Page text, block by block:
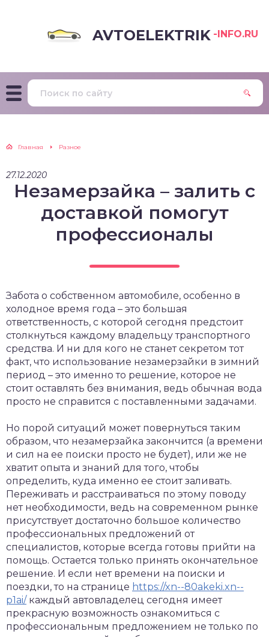
AVTOELEKTRIK -INFO.RU
Главная Разное
27.12.2020
Незамерзайка – залить с
доставкой помогут
профессионалы
Забота о собственном автомобиле, особенно в
холодное время года – это большая
ответственность, с которой сегодня предстоит
столкнуться каждому владельцу транспортного
средства. И ни для кого не станет секретом тот
факт, что использование незамерзайки в зимний
период – это именно то решение, которое не
стоит оставлять без внимания, ведь обычная вода
просто не справится с поставленными задачами.
Но порой ситуаций может повернуться таким
образом, что незамерзайка закончится (а времени
и сил на ее поиски просто не будет), или же не
хватит опыта и знаний для того, чтобы
определить, куда именно ее стоит заливать.
Переживать и расстраиваться по этому поводу
нет необходимости, ведь на современном рынке
присутствует достаточно большое количество
профессиональных предложений от
специалистов, которые всегда готовы прийти на
помощь. Остается только принять окончательное
решение. И если нет времени на поиски и
поездки, то на странице https://xn--80akeki.xn--
p1ai/каждый автовладелец сегодня имеет
прекрасную возможность ознакомиться с
профессиональным предложением не только по